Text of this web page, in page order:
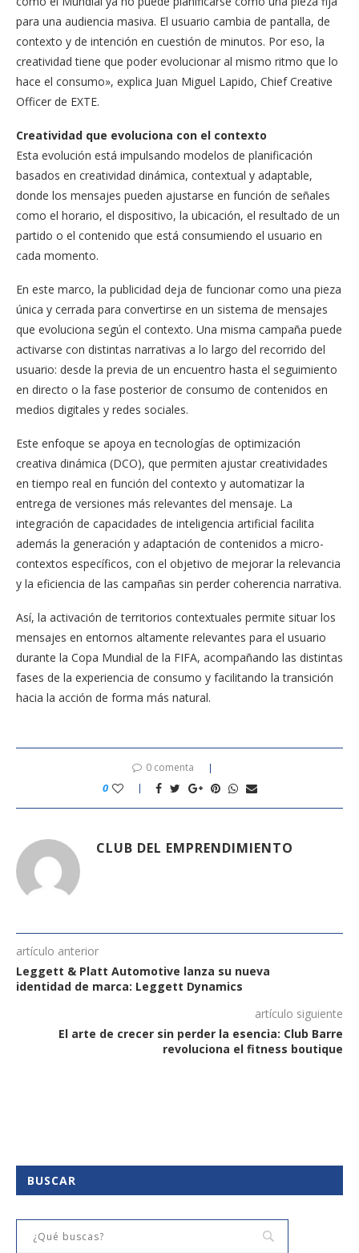
para una audiencia masiva. El usuario cambia de pantalla, de
contexto y de intención en cuestión de minutos. Por eso, la
creatividad tiene que poder evolucionar al mismo ritmo que lo
hace el consumo», explica Juan Miguel Lapido, Chief Creative
Officer de EXTE.
Creatividad que evoluciona con el contexto
Esta evolución está impulsando modelos de planificación
basados en creatividad dinámica, contextual y adaptable,
donde los mensajes pueden ajustarse en función de señales
como el horario, el dispositivo, la ubicación, el resultado de un
partido o el contenido que está consumiendo el usuario en
cada momento.
En este marco, la publicidad deja de funcionar como una pieza
única y cerrada para convertirse en un sistema de mensajes
que evoluciona según el contexto. Una misma campaña puede
activarse con distintas narrativas a lo largo del recorrido del
usuario: desde la previa de un encuentro hasta el seguimiento
en directo o la fase posterior de consumo de contenidos en
medios digitales y redes sociales.
Este enfoque se apoya en tecnologías de optimización
creativa dinámica (DCO), que permiten ajustar creatividades
en tiempo real en función del contexto y automatizar la
entrega de versiones más relevantes del mensaje. La
integración de capacidades de inteligencia artificial facilita
además la generación y adaptación de contenidos a micro-
contextos específicos, con el objetivo de mejorar la relevancia
y la eficiencia de las campañas sin perder coherencia narrativa.
Así, la activación de territorios contextuales permite situar los
mensajes en entornos altamente relevantes para el usuario
durante la Copa Mundial de la FIFA, acompañando las distintas
fases de la experiencia de consumo y facilitando la transición
hacia la acción de forma más natural.
0 comenta
0
CLUB DEL EMPRENDIMIENTO
artículo anterior
Leggett & Platt Automotive lanza su nueva
identidad de marca: Leggett Dynamics
artículo siguiente
El arte de crecer sin perder la esencia: Club Barre
revoluciona el fitness boutique
BUSCAR